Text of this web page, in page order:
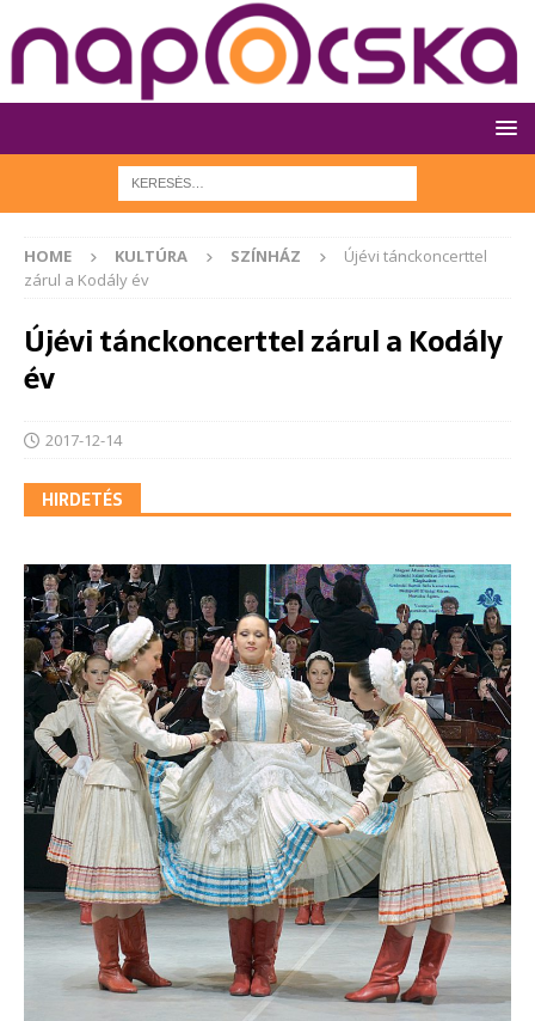
HOME KULTÚRA SZÍNHÁZ
Újévi tánckoncerttel
zárul a Kodály év
Újévi tánckoncerttel zárul a Kodály
év
2017-12-14
HIRDETÉS